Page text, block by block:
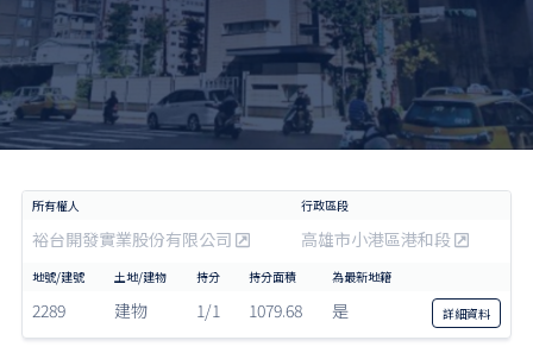
裕台開發實業股份有限公司 高雄市小港區港和段
2289 建物 1/1 1079.68 是 詳細資料